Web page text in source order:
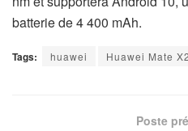
batterie de 4 400 mAh.
Tags: huawei Huawei Mate X2
Poste